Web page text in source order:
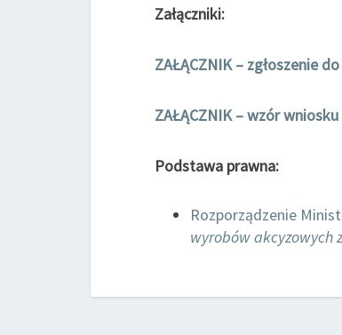
Załączniki:
ZAŁĄCZNIK – zgłoszenie
ZAŁĄCZNIK – wzór
Podstawa prawna:
Rozporządzenie
wyrobów akcyzowych